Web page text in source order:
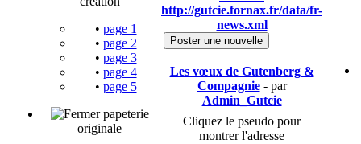
• page 1
• page 2
• page 3
• page 4
• page 5
papeterie
originale
http://gutcie.fornax.fr/data/fr-
news.xml
Poster une nouvelle
Les vœux de Gutenberg &
Compagnie- par
Admin_Gutcie
Cliquez le pseudo pour
montrer l'adresse